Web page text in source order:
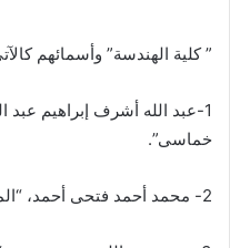
” كلية الهندسة” وأسمائهم
1-عبد الله أشرف إبراهيم عبد
خماسى”.
2- محمد أحمد فتحى أحمد، “المجال الرياضى – كرة خماسى”.